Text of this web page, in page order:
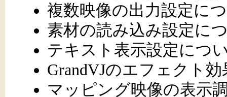
複数映像の出力設定に
素材の読み込み設定に
テキスト表示設定につ
GrandVJのエフェクト
マッピング映像の表示